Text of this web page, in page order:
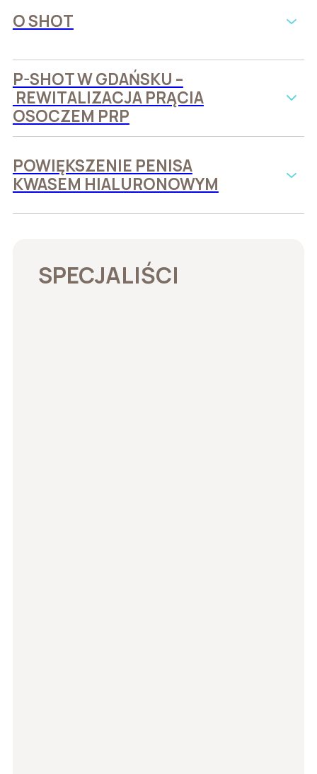
O SHOT
P-SHOT W GDAŃSKU –
REWITALIZACJA PRĄCIA
OSOCZEM PRP
POWIĘKSZENIE PENISA
KWASEM HIALURONOWYM
SPECJALIŚCI